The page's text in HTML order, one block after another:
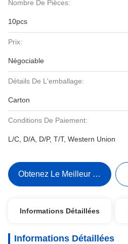
Nombre De Pièces:
10pcs
Prix:
Négociable
Détails De L'emballage:
Carton
Conditions De Paiement:
L/C, D/A, D/P, T/T, Western Union
Obtenez Le Meilleur Prix
Informations Détaillées
Informations Détaillées